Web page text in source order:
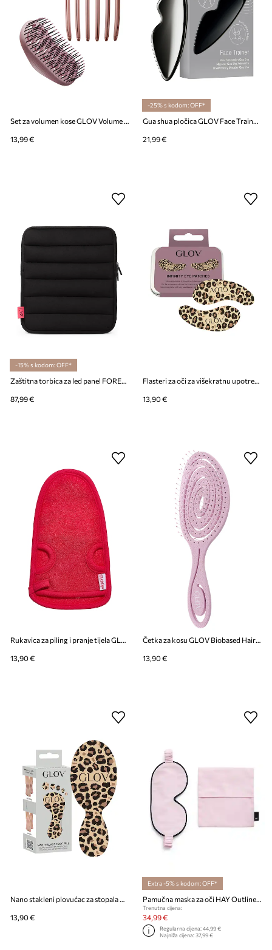
Set za volumen kose GLOV Volume Whisperers
13,99 €
-25% s kodom: OFF*
Gua shua pločica GLOV Face Trainer
21,99 €
-15% s kodom: OFF*
87,99 € 13,90 €
Rukavica za piling i pranje tijela GLOV BODY WASH AND PEELING MITT
13,90 €
Četka za kosu GLOV Biobased Hairbrush
13,90 €
Nano stakleni plovućac za stopala GLOV Cheetah
13,90 €
Extra -5% s kodom: OFF*
Pamučna maska ​​za oči HAY Outline Sleep Mask
Trenutna cijena:
34,99 €
Regularna cijena:44,99 €
Najniža cijena:37,99 €